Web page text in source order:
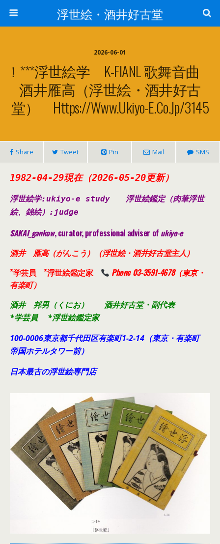
浮世絵・酒井好古堂
2026-06-01
！***浮世絵学 K-FIANL 歌舞音曲
酒井雁高（浮世絵・酒井好古
堂） Https://www.ukiyo-E.co.jp/3145
Share Tweet Pin Mail SMS
1982-04-29現在（2026-05-20更新）
浮世絵学:ukiyo-e study 浮世絵鑑定（肉筆浮世
絵、錦絵） :judge
SAKAI_gankow, curator, professional adviser of ukiyo-e
酒井 雁高（がんこう）（浮世絵・酒井好古堂主人）
*学芸員 *浮世絵鑑定家
Phone 03-3591-4678（東京・
有楽町）
酒井 邦男（くにお） 酒井好古堂・副代表
*学芸員 *浮世絵鑑定家
100-0006東京都千代田区有楽町1-2-14（東京・有楽町
帝国ホテルタワー前）
日本最古の浮世絵専門店